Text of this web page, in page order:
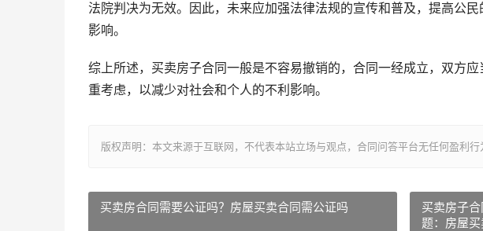
法院判决为无效。因此，未来应加强法律法规的宣传和普及，提高公
影响。
综上所述，买卖房子合同一般是不容易撤销的，合同一经成立，双方
重考虑，以减少对社会和个人的不利影响。
版权声明：本文来源于互联网，不代表本站立场与观点，合同问答平台无任何盈利
买卖房合同需要公证吗？房屋买卖合同需公证吗
买卖房子
题：房屋买